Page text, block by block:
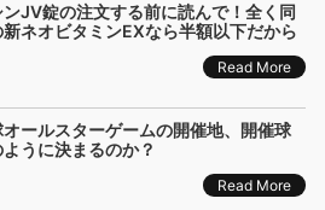
ンJV錠の注文する前に読んで！全く同
新ネオビタミンEXなら半額以下だから
Read More
オールスターゲームの開催地、開催球
うに決まるのか？
Read More